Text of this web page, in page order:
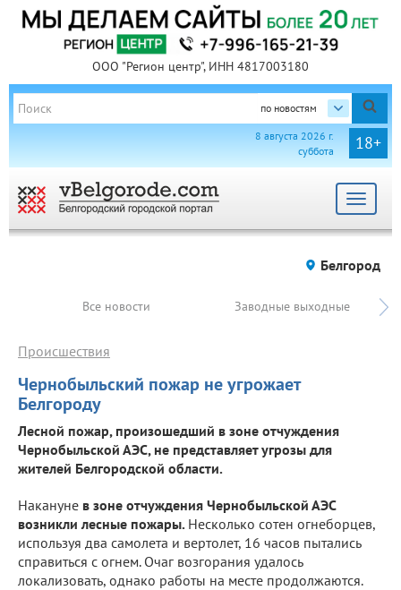
ООО "Регион центр", ИНН 4817003180
по новостям
18+
8 августа 2026 г.
суббота
Toggle
Белгород
Все новости Заводные выходные
Чернобыльский пожар не угрожает
Белгороду
Происшествия
Лесной пожар, произошедший в зоне отчуждения
Чернобыльской АЭС, не представляет угрозы для
жителей Белгородской области.
Накануне в зоне отчуждения Чернобыльской АЭС
возникли лесные пожары. Несколько сотен огнеборцев,
используя два самолета и вертолет, 16 часов пытались
справиться с огнем. Очаг возгорания удалось
локализовать, однако работы на месте продолжаются.